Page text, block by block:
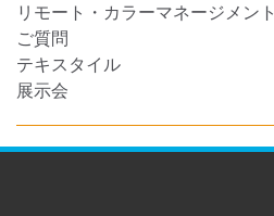
リモート・カラーマネージメント
ご質問
テキスタイル
展示会